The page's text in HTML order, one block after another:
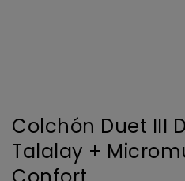
Colchón Duet III
Talalay +